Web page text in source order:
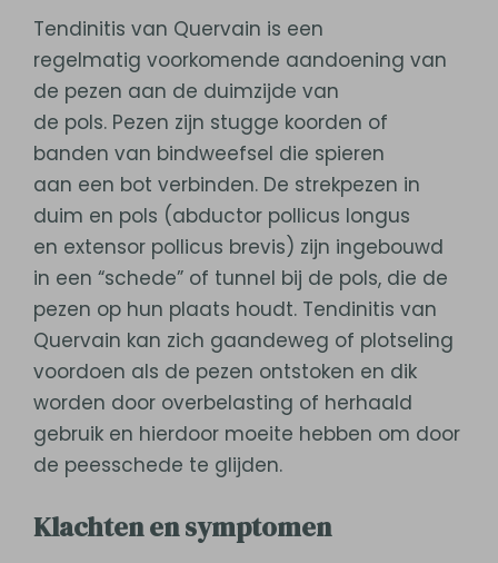
Tendinitis van Quervain is een
regelmatig voorkomende aandoening van
de pezen aan de duimzijde van
de pols. Pezen zijn stugge koorden of
banden van bindweefsel die spieren
aan een bot verbinden. De strekpezen in
duim en pols (abductor pollicus longus
en extensor pollicus brevis) zijn ingebouwd
in een “schede” of tunnel bij de pols, die de
pezen op hun plaats houdt. Tendinitis van
Quervain kan zich gaandeweg of plotseling
voordoen als de pezen ontstoken en dik
worden door overbelasting of herhaald
gebruik en hierdoor moeite hebben om door
de peesschede te glijden.
Klachten en symptomen